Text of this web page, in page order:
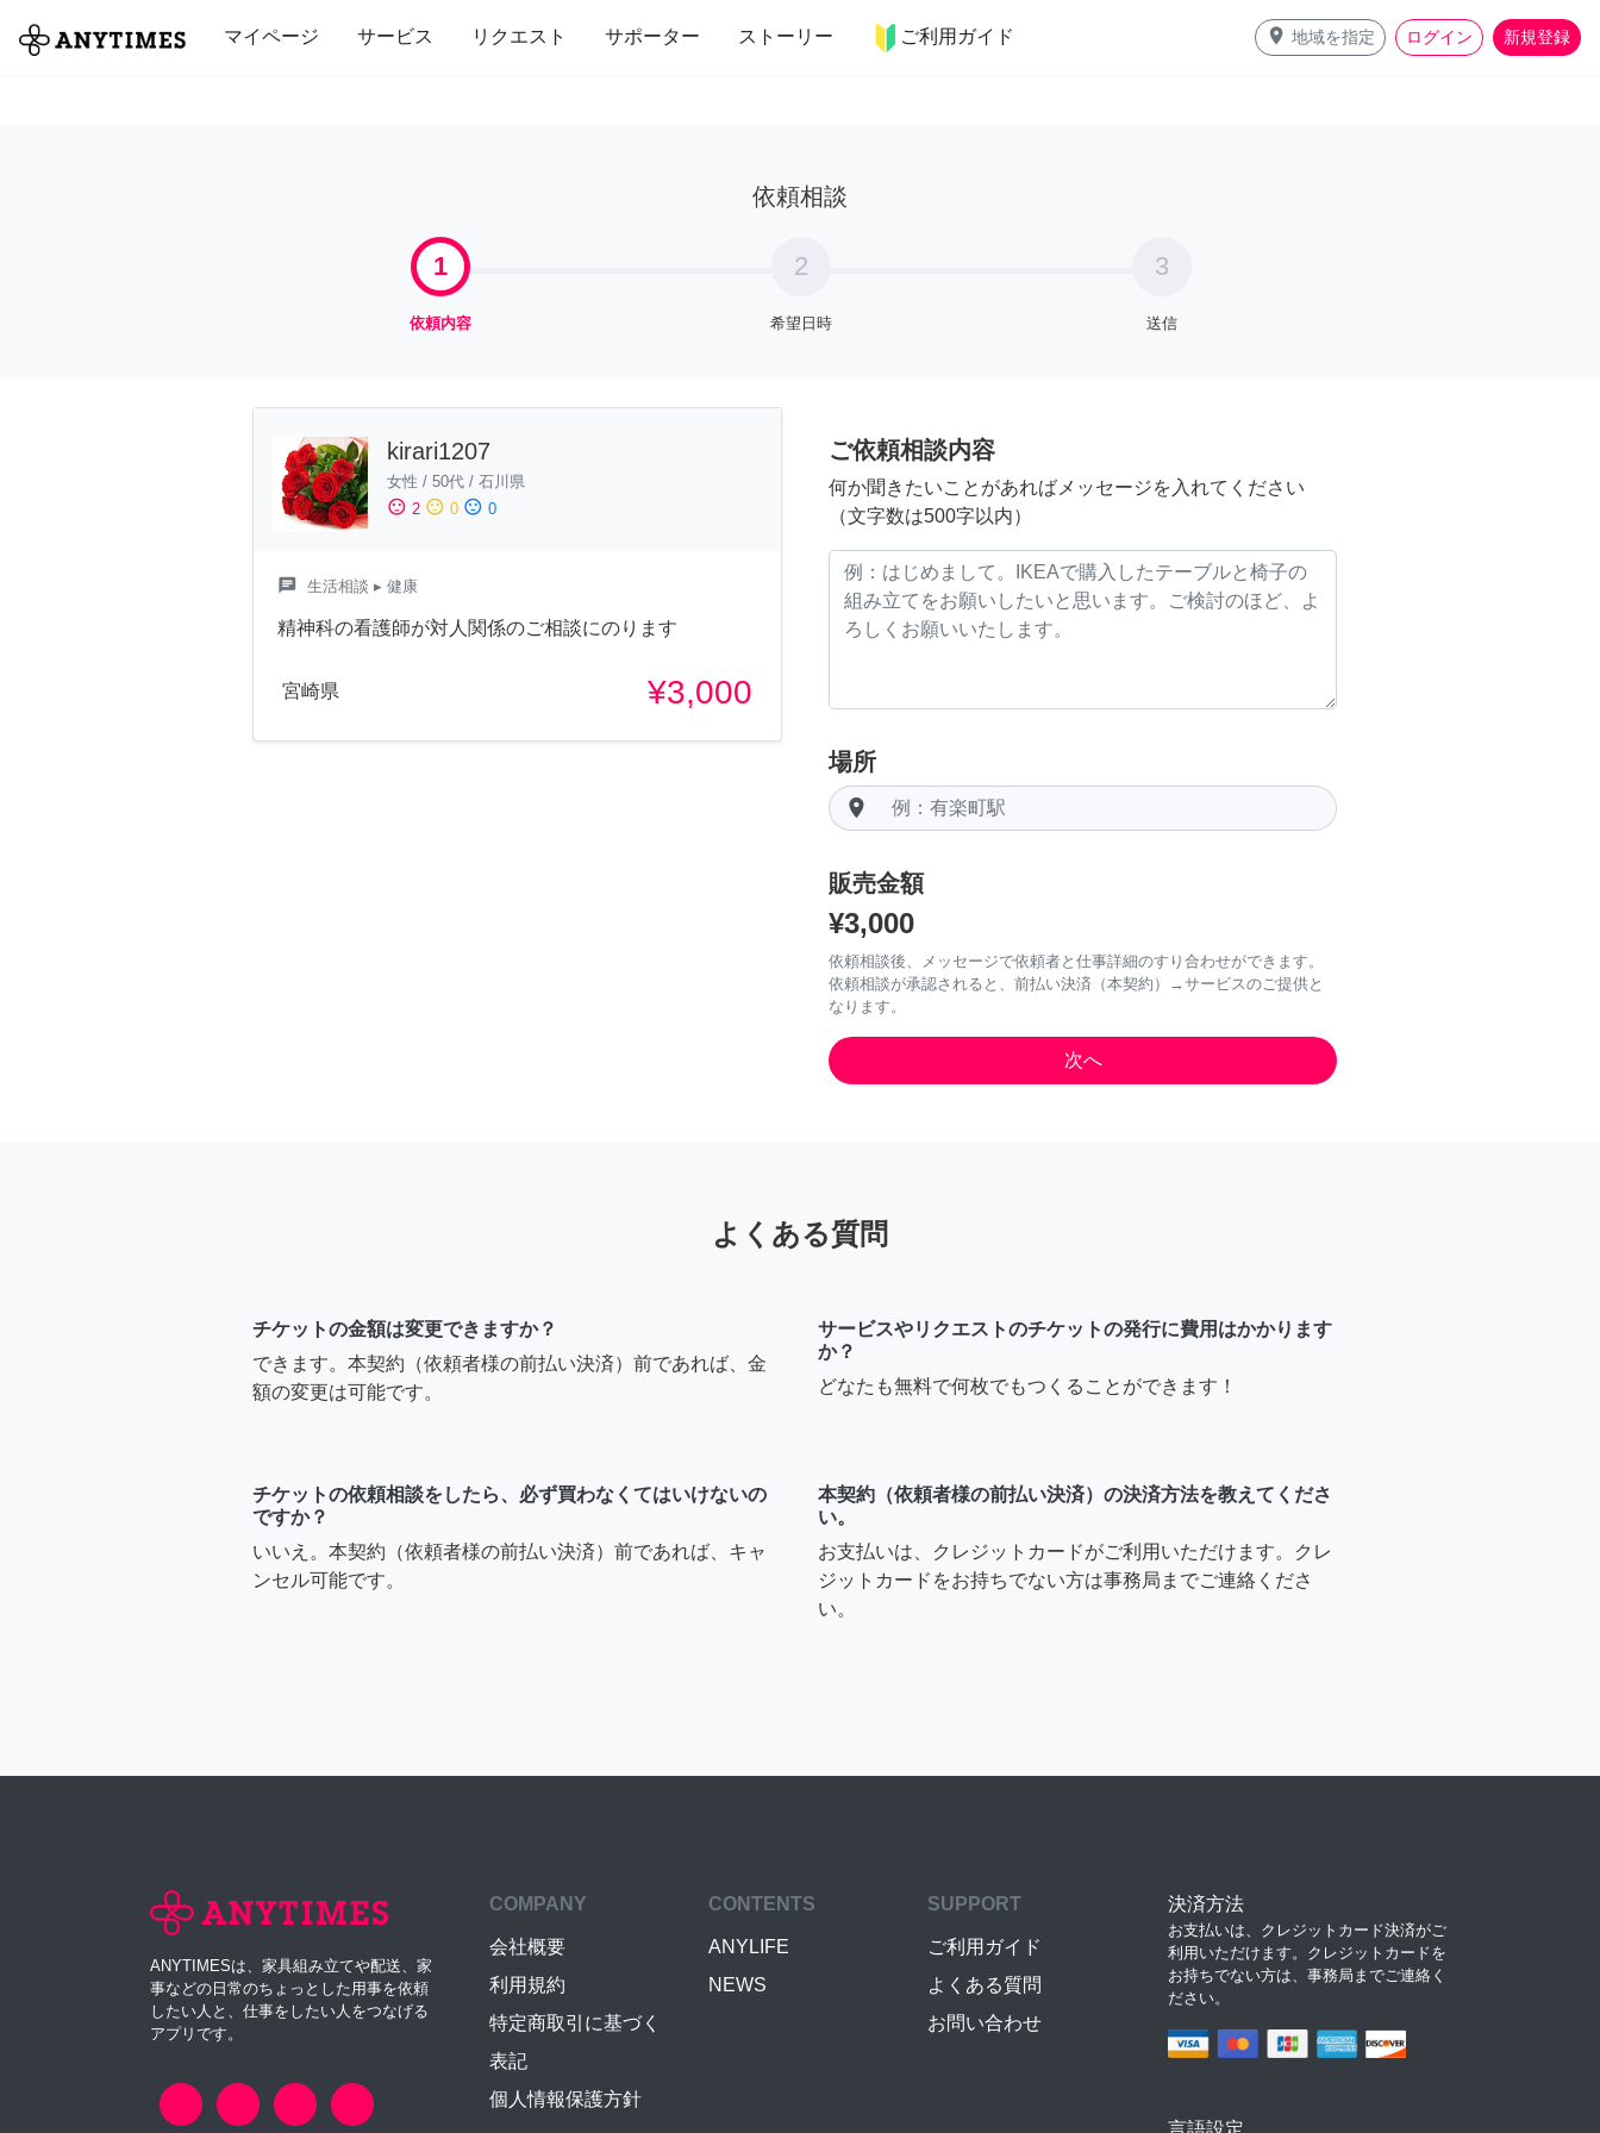
マイページ サービス リクエスト サポーター ストーリー ご利用ガイド place 地域を指定 ログイン 新規登録
全て 修理・組立 家事 引っ越し インテリア 趣味・習い事 ペット 料理
依頼相談
1
依頼内容
2
希望日時
3
送信
kirari1207
女性 / 50代 / 石川県
sentiment_satisfied 2 sentiment_neutral 0 sentiment_dissatisfied 0
chat 生活相談 ▸ 健康
精神科の看護師が対人関係のご相談にのります
宮崎県 ¥3,000
ご依頼相談内容
何か聞きたいことがあればメッセージを入れてください
（文字数は500字以内）
場所
room
販売金額
¥3,000
依頼相談後、メッセージで依頼者と仕事詳細のすり合わせができます。
依頼相談が承認されると、前払い決済（本契約）→サービスのご提供と
なります。
よくある質問
チケットの金額は変更できますか？
できます。本契約（依頼者様の前払い決済）前であれば、金
額の変更は可能です。
サービスやリクエストのチケットの発行に費用はかかります
か？
どなたも無料で何枚でもつくることができます！
チケットの依頼相談をしたら、必ず買わなくてはいけないの
ですか？
いいえ。本契約（依頼者様の前払い決済）前であれば、キャ
ンセル可能です。
本契約（依頼者様の前払い決済）の決済方法を教えてくださ
い。
お支払いは、クレジットカードがご利用いただけます。クレ
ジットカードをお持ちでない方は事務局までご連絡くださ
い。
ANYTIMESは、家具組み立てや配送、家
事などの日常のちょっとした用事を依頼
したい人と、仕事をしたい人をつなげる
アプリです。
COMPANY
会社概要
利用規約
特定商取引に基づく
表記
個人情報保護方針
CONTENTS
ANYLIFE
NEWS
SUPPORT
ご利用ガイド
よくある質問
お問い合わせ
決済方法
お支払いは、クレジットカード決済がご
利用いただけます。クレジットカードを
お持ちでない方は、事務局までご連絡く
ださい。
言語設定